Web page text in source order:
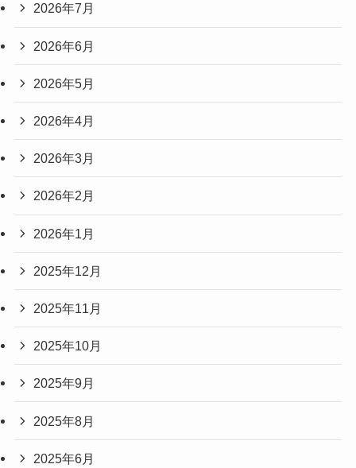
2026年7月
2026年6月
2026年5月
2026年4月
2026年3月
2026年2月
2026年1月
2025年12月
2025年11月
2025年10月
2025年9月
2025年8月
2025年6月